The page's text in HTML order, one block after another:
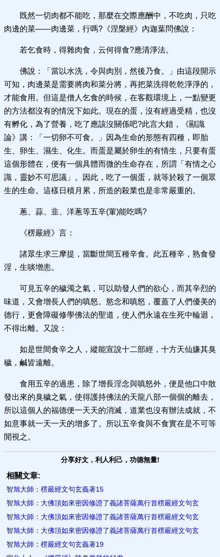
既然一切肉都不能吃，那麼在交際應酬中，不吃肉，只吃
肉邊的菜——肉邊菜，行嗎?《涅槃經》內迦葉問佛說：
若乞食時，得雜肉食，云何得食?應清淨法。
佛說：「當以水洗，令與肉別，然後乃食。」由這段開示
可知，肉邊菜是需要將肉和菜分將，再把菜洗得乾乾淨淨的，
才能食用。但這是僧人乞食的時候，在客觀環境上，一點變更
的方法都沒有的情況下如此。現在的蛋，沒有經過受精，也沒
有孵化，為了營養，吃了應該沒關係吧?此言大錯，《顯識
論》講：「一切卵不可食。」因為生命的形態有四種，即胎
生、卵生、濕生、化生。而蛋是屬於卵生的有情生，只要有蛋
這個形體在，便有一個具體而微的生命存在，所謂「有情之心
識，靈妙不可思議」。因此，吃了一個蛋，就等於殺了一個眾
生的生命。這樣日積月累，所造的殺業也是非常嚴重的。
蔥、蒜、韭、洋蔥等五辛(葷)能吃嗎?
《楞嚴經》言：
諸眾生求三摩提，當斷世間五種辛食。此五種辛，熟食發
淫，生啖增恚。
可見五辛的穢濁之氣，可以助發人們的欲心，而其辛烈的
味道，又會增長人們的嗔怒。慾念和嗔怒，覆蓋了人們優美的
德行，更會障礙修學佛法的聖道，使人們永遠在生死中輪迴，
不得出離。又說：
如是世間食辛之人，縱能宣說十二部經，十方天仙嫌其臭
穢，鹹皆遠離。
食用五辛的過患，除了增長淫念與嗔怒外，便是他口中散
發出來的臭穢之氣，使得護持佛法的天龍八部一個個的離去，
所以這個人的福德便一天天的消滅，道業也沒有辦法成就，不
如意事就一天一天的增多了。所以五辛食與不食實在是不可等
閒視之。
分享好文，利人利己，功德無量!
相關文章:
智旭大師：楞嚴經文句玄義著15
智旭大師：大佛頂如來密因修證了義諸菩薩萬行首楞嚴經文句玄
智旭大師：大佛頂如來密因修證了義諸菩薩萬行首楞嚴經文句玄
智旭大師：大佛頂如來密因修證了義諸菩薩萬行首楞嚴經文句玄
智旭大師：楞嚴經文句玄義著19